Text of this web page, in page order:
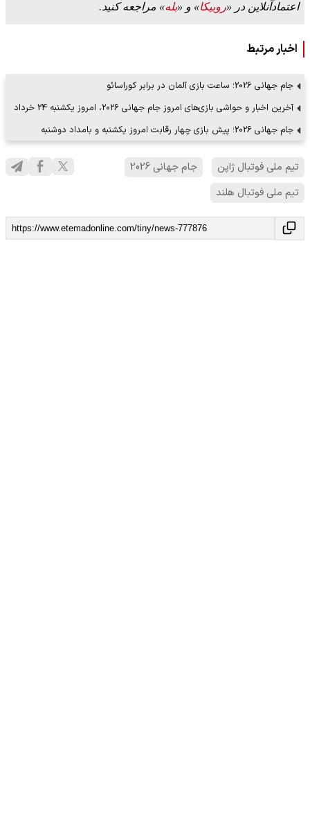
اعتمادآنلاین در «روبیکا» و «بله» مراجعه کنید.
اخبار مرتبط
جام جهانی 2026؛ ساعت بازی آلمان در برابر کوراسائو
آخرین اخبار و حواشی بازی‌های امروز جام جهانی ۲۰۲۶، امروز یکشنبه 24 خرداد
جام جهانی 2026؛ پیش بازی چهار رقابت امروز یکشنبه و بامداد دوشنبه
تیم ملی فوتبال ژاپن
جام جهانی 2026
تیم ملی فوتبال هلند